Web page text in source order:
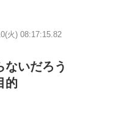
火) 08:17:15.82
ないだろう
的